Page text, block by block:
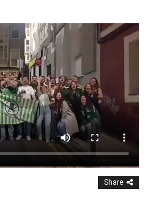
QUE
SUBÍAS
Share